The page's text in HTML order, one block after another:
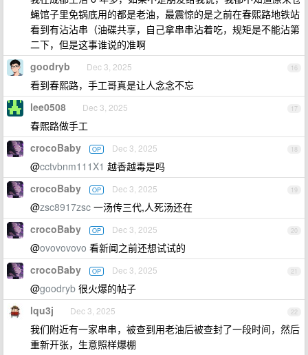
蝇馆子里免锅底用的都是老油，最震惊的是之前在春熙路地铁站
看到有沾沾串（油碟共享，自己拿串串沾着吃，规矩是不能沾第
二下，但是这事谁说的准啊
16
goodryb Dec 3, 2025
看到春熙路，手工哥真是让人念念不忘
17
lee0508 Dec 3, 2025
春熙路做手工
18
crocoBaby OP Dec 3, 2025
@cctvbnm111X1 越香越毒是吗
19
crocoBaby OP Dec 3, 2025
@zsc8917zsc 一汤传三代,人死汤还在
20
crocoBaby OP Dec 3, 2025
@ovovovovo 看新闻之前还想试试的
21
crocoBaby OP Dec 3, 2025
@goodryb 很火爆的帖子
22
lqu3j Dec 3, 2025
我们附近有一家串串，被查到用老油后被查封了一段时间，然后
重新开张，生意照样爆棚